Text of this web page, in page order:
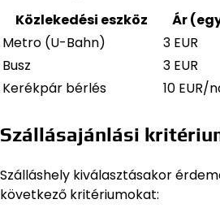
Közlekedési eszköz
Ár
Metro (U-Bahn)
3 EUR
Busz
3 EUR
Kerékpár bérlés
10 EUR/
Szállásajánlási
Szálláshely kiválasztásakor
következő kritériumokat: